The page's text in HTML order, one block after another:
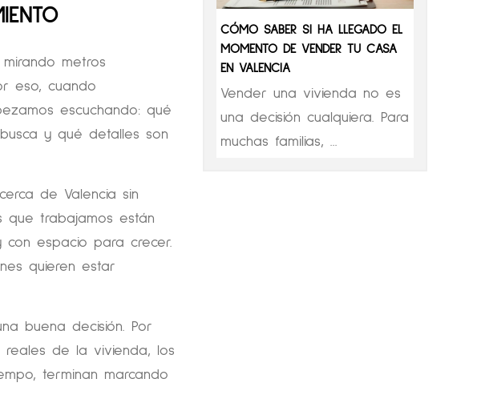
metros
eso, cuando
escuchando: qué
y qué detalles son
de Valencia sin
que trabajamos están
espacio para crecer.
quieren estar
buena decisión. Por
reales de la vivienda, los
terminan marcando
CÓMO SABER SI HA LLEGADO EL
MOMENTO DE VENDER TU CASA
EN VALENCIA
Vender una vivienda no es
una decisión cualquiera. Para
muchas familias, ...